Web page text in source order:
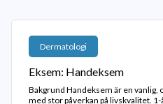
Dermatologi
Eksem: Handeksem
Bakgrund Handeksem är en
med stor påverkan på livskvalitet.